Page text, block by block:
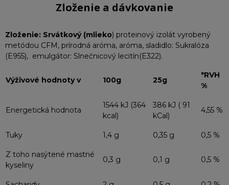
Zloženie a dávkovanie
Zloženie: Srvátkový (mlieko) proteinový izolát vyrobený
metódou CFM, prírodná aróma, aróma, sladidlo: Sukralóza
(E955), emulgátor: Slnečnicový lecitín(E322).
Výživové hodnoty v 100g 25g
*RVH
%
Energetická hodnota
1544 kJ (364
kcal)
386 kJ ( 91
kCal)
4,55 %
Tuky 1,4 g 0,35 g 0,5 %
Z toho nasýtené mastné
kyseliny
0,3 g 0,1 g 0,5 %